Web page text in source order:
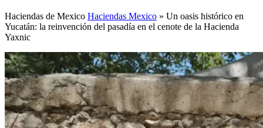
Haciendas de Mexico Haciendas Mexico » Un oasis histórico en
Yucatán: la reinvención del pasadía en el cenote de la Hacienda
Yaxnic